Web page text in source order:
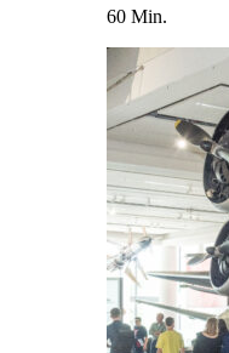
60 Min.